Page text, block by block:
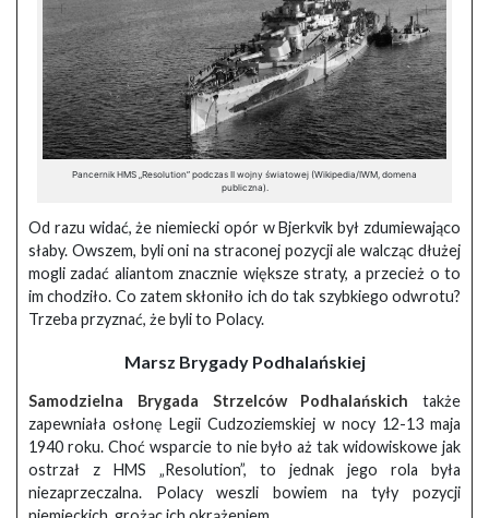
Pancernik HMS „Resolution” podczas II wojny światowej (Wikipedia/IWM, domena
publiczna).
Od razu widać, że niemiecki opór w Bjerkvik był zdumiewająco
słaby. Owszem, byli oni na straconej pozycji ale walcząc dłużej
mogli zadać aliantom znacznie większe straty, a przecież o to
im chodziło. Co zatem skłoniło ich do tak szybkiego odwrotu?
Trzeba przyznać, że byli to Polacy.
Marsz Brygady Podhalańskiej
Samodzielna Brygada Strzelców Podhalańskich także
zapewniała osłonę Legii Cudzoziemskiej w nocy 12-13 maja
1940 roku. Choć wsparcie to nie było aż tak widowiskowe jak
ostrzał z HMS „Resolution”, to jednak jego rola była
niezaprzeczalna. Polacy weszli bowiem na tyły pozycji